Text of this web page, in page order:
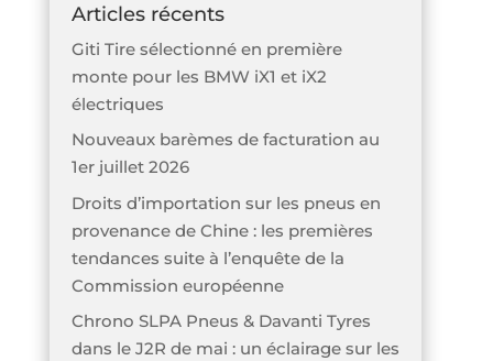
Articles récents
Giti Tire sélectionné en première
monte pour les BMW iX1 et iX2
électriques
Nouveaux barèmes de facturation au
1er juillet 2026
Droits d’importation sur les pneus en
provenance de Chine : les premières
tendances suite à l’enquête de la
Commission européenne
Chrono SLPA Pneus & Davanti Tyres
dans le J2R de mai : un éclairage sur les